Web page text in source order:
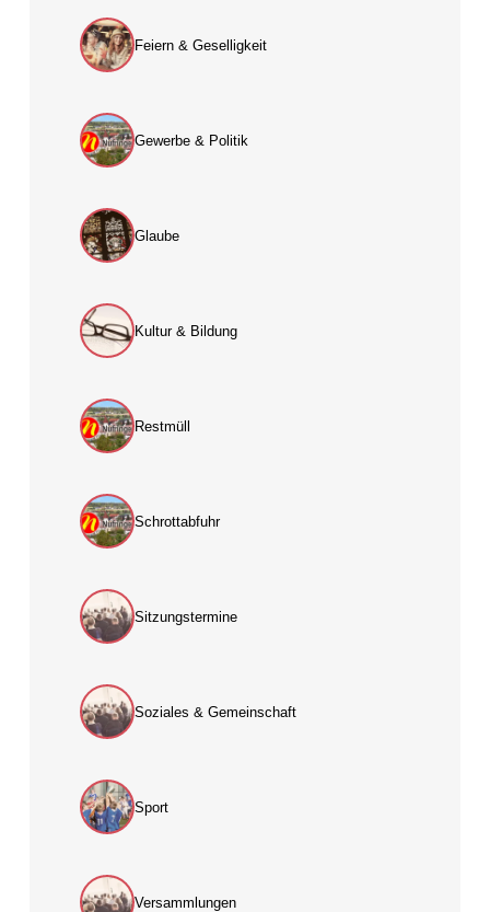
Feiern & Geselligkeit
Gewerbe & Politik
Glaube
Kultur & Bildung
Restmüll
Schrottabfuhr
Sitzungstermine
Soziales & Gemeinschaft
Sport
Versammlungen